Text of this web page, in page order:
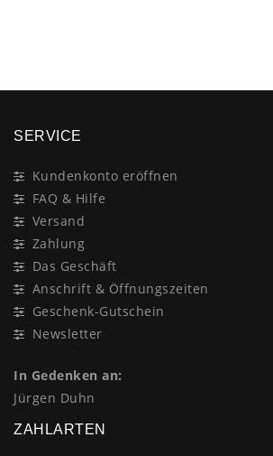
SERVICE
Kundenkonto eröffnen
FAQ & Hilfe
Versand
Zahlung
Das Geschäft
Anschrift & Öffnungszeiten
Geschenk-Gutschein
Newsletter
In Gedenken an:
Jürgen Duhn
ZAHLARTEN